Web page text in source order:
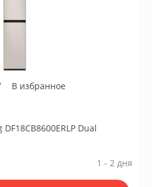
В избранное
Dual
1 - 2 дня